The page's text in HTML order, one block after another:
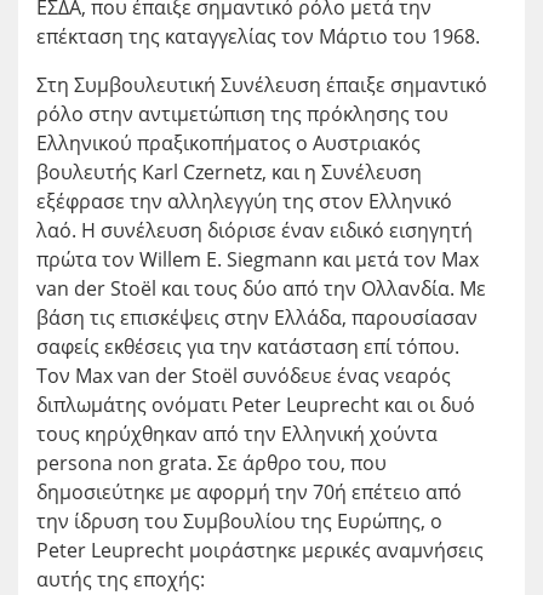
ΕΣΔΑ, που έπαιξε σημαντικό ρόλο μετά την
επέκταση της καταγγελίας τον Μάρτιο του 1968.
Στη Συμβουλευτική Συνέλευση έπαιξε σημαντικό
ρόλο στην αντιμετώπιση της πρόκλησης του
Ελληνικού πραξικοπήματος ο Αυστριακός
βουλευτής Karl Czernetz, και η Συνέλευση
εξέφρασε την αλληλεγγύη της στον Ελληνικό
λαό. Η συνέλευση διόρισε έναν ειδικό εισηγητή
πρώτα τον Willem E. Siegmann και μετά τον Max
van der Stoël και τους δύο από την Ολλανδία. Με
βάση τις επισκέψεις στην Ελλάδα, παρουσίασαν
σαφείς εκθέσεις για την κατάσταση επί τόπου.
Τον Max van der Stoël συνόδευε ένας νεαρός
διπλωμάτης ονόματι Peter Leuprecht και οι δυό
τους κηρύχθηκαν από την Ελληνική χούντα
persona non grata. Σε άρθρο του, που
δημοσιεύτηκε με αφορμή την 70ή επέτειο από
την ίδρυση του Συμβουλίου της Ευρώπης, ο
Peter Leuprecht μοιράστηκε μερικές αναμνήσεις
αυτής της εποχής: